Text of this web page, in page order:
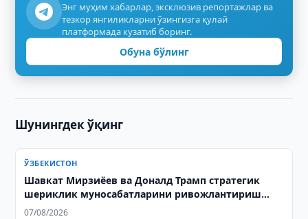
Энг муҳим хабарлар, эксклюзив репортажлар ва
тезкор янгиликларни ўзингизга қулай
платформада кузатиб боринг.
Обуна бўлинг
Шунингдек ўқинг
ЎЗБЕКИСТОН
Шавкат Мирзиёев ва Доналд Трамп стратегик
шериклик муносабатларини ривожлантириш
масалаларини муҳокама қилишди
07/08/2026